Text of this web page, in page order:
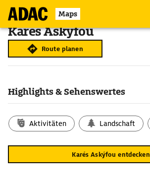
Maps
Karés Askýfou
Route planen
Highlights & Sehenswertes
Aktivitäten Landschaft
Karés Askýfou entdecken